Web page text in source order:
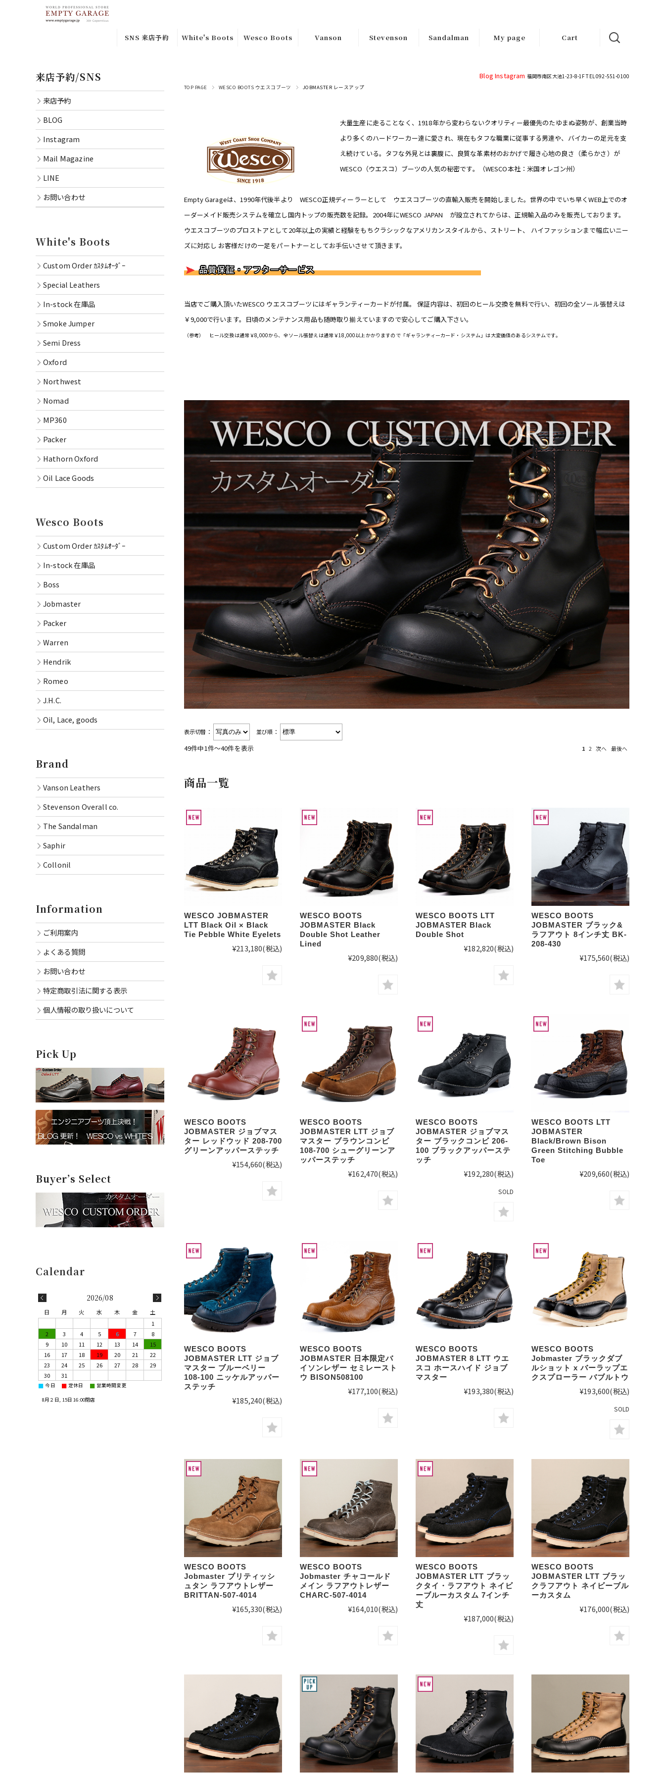
SNS 来店予約
Mail
White's Boots
ﾀﾞｰ
In-stock在庫
品
Smoke
Oxford
Northwest
Nomad
Packer
RAINIER
Wesco Boots
Order
Jobmaster
Packer
Warren
Hendrik
Vanson Stevenson Sandalman My page Cart
Blog Instagram 福岡市南区大池1-23-8-1F TEL 092-551-0100
TOP PAGE WESCO BOOTS ウエスコブーツ JOBMASTER レースアップ
大量生産に走ることなく、1918年から変わらないクオリティー最優先のたゆまぬ姿勢が、創業当時
より多くのハードワーカー達に愛され、現在もタフな職業に従事する男達や、バイカーの足元を支
え続けている。タフな外見とは裏腹に、良質な革素材のおかげで履き心地の良さ（柔らかさ）が
WESCO（ウエスコ）ブーツの人気の秘密です。（WESCO本社：米国オレゴン州）
Empty Garageは、1990年代後半より WESCO正規ディーラーとして ウエスコブーツの直輸入販売を開始しました。世界の中でいち早くWEB上でのオ
ーダーメイド販売システムを確立し国内トップの販売数を記録。2004年にWESCO JAPAN が設立されてからは、正規輸入品のみを販売しております。
ウエスコブーツのプロストアとして20年以上の実績と経験をもちクラシックなアメリカンスタイルから、ストリート、 ハイファッションまで幅広いニー
ズに対応し お客様だけの一足をパートナーとしてお手伝いさせて頂きます。
当店でご購入頂いたWESCO ウエスコブーツにはギャランティーカードが付属。 保証内容は、初回のヒール交換を無料で行い、初回の全ソール張替えは
￥9,000で行います。日頃のメンテナンス用品も随時取り揃えていますので安心してご購入下さい。
（参考） ヒール交換は通常￥8,000から、全ソール張替えは通常￥18,000以上かかりますので「ギャランティーカード・システム」は大変価値のあるシステムです。
表示切替： 並び順：
49件中1件〜40件を表示 1 2 次へ 最後へ
商品一覧
WESCO JOBMASTER
LTT Black Oil × Black
Tie Pebble White Eyelets
¥213,180(税込)
WESCO BOOTS
JOBMASTER Black
Double Shot Leather
Lined
¥209,880(税込)
WESCO BOOTS LTT
JOBMASTER Black
Double Shot
¥182,820(税込)
WESCO BOOTS
JOBMASTER ブラック&
ラフアウト 8インチ丈 BK-
208-430
¥175,560(税込)
WESCO BOOTS
JOBMASTER ジョブマス
ター レッドウッド 208-700
グリーンアッパーステッチ
¥154,660(税込)
WESCO BOOTS
JOBMASTER LTT ジョブ
マスター ブラウンコンビ
108-700 シューグリーンア
ッパーステッチ
¥162,470(税込)
WESCO BOOTS
JOBMASTER ジョブマス
ター ブラックコンビ 206-
100 ブラックアッパーステ
ッチ
¥192,280(税込)
SOLD
WESCO BOOTS LTT
JOBMASTER
Black/Brown Bison
Green Stitching Bubble
Toe
¥209,660(税込)
WESCO BOOTS
JOBMASTER LTT ジョブ
マスター ブルーベリー
108-100 ニッケルアッパー
ステッチ
¥185,240(税込)
WESCO BOOTS
JOBMASTER 日本限定バ
イソンレザー セミレースト
ウ BISON508100
¥177,100(税込)
WESCO BOOTS
JOBMASTER 8 LTT ウエ
スコ ホースハイド ジョブ
マスター
¥193,380(税込)
WESCO BOOTS
Jobmaster ブラックダブ
ルショット x バーラップエ
クスプローラー バブルトウ
¥193,600(税込)
SOLD
WESCO BOOTS
Jobmaster ブリティッシ
ュタン ラフアウトレザー
BRITTAN-507-4014
¥165,330(税込)
WESCO BOOTS
Jobmaster チャコールド
メイン ラフアウトレザー
CHARC-507-4014
¥164,010(税込)
WESCO BOOTS
JOBMASTER LTT ブラッ
クタイ・ラフアウト ネイビ
ーブルーカスタム 7インチ
丈
¥187,000(税込)
WESCO BOOTS
JOBMASTER LTT ブラッ
クラフアウト ネイビーブル
ーカスタム
¥176,000(税込)
来店予約/SNS
来店予約
BLOG
Instagram
Mail Magazine
LINE
お問い合わせ
White's Boots
Custom Order ｶｽﾀﾑｵｰﾀﾞｰ
Special Leathers
In-stock 在庫品
Smoke Jumper
Semi Dress
Oxford
Northwest
Nomad
MP360
Packer
Hathorn Oxford
Oil Lace Goods
Wesco Boots
Custom Order ｶｽﾀﾑｵｰﾀﾞｰ
In-stock 在庫品
Boss
Jobmaster
Packer
Warren
Hendrik
Romeo
J.H.C.
Oil, Lace, goods
Brand
Vanson Leathers
Stevenson Overall co.
The Sandalman
Saphir
Collonil
Information
ご利用案内
よくある質問
お問い合わせ
特定商取引法に関する表示
個人情報の取り扱いについて
Pick Up
Buyer’s Select
2026/08
日 月 火 水 木 金
土
1
2
3 4 5 6 7
8
9
10 11 12 13 14
15
16
17 18 19 20 21
22
23
24 25 26 27 28
29
30
31
■ 今日 ■ 定休日 ■ 営業時間変更
8月２日, 15日 16:00閉店